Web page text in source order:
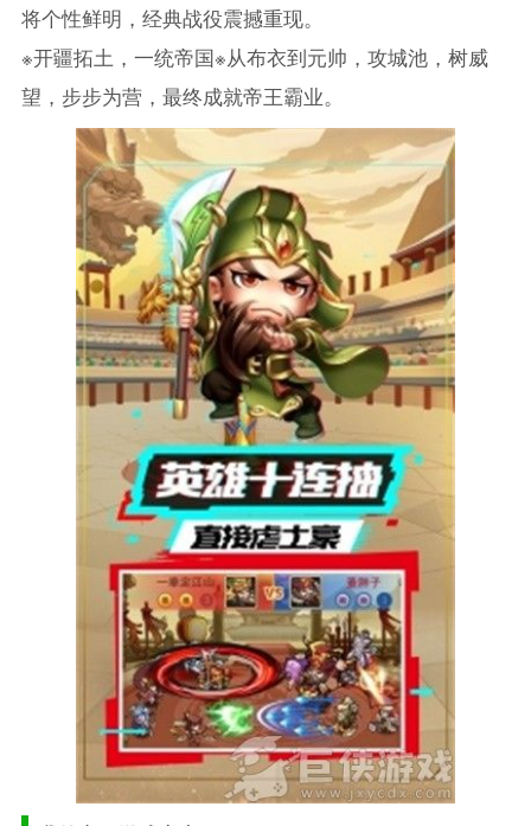
将个性鲜明，经典战役震撼重现。
※开疆拓土，一统帝国※从布衣到元帅，攻城池，树威
望，步步为营，最终成就帝王霸业。